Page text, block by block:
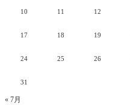
10 11 12
17 18 19
24 25 26
31
« 7月